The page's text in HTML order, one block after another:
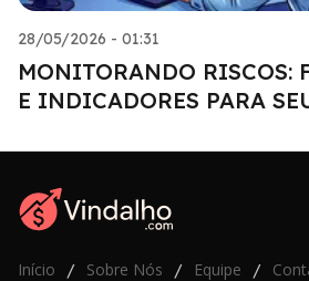
28/05/2026 - 01:31
MONITORANDO RISCOS:
E INDICADORES PARA
Início / Sobre Nós / Equipe /